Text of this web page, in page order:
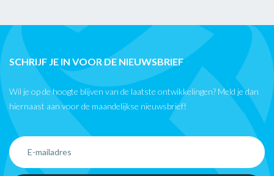
SCHRIJF JE IN VOOR DE NIEUWSBRIEF
Wil je op de hoogte blijven van de laatste ontwikkelingen? Meld je dan
hiernaast aan voor de maandelijkse nieuwsbrief!